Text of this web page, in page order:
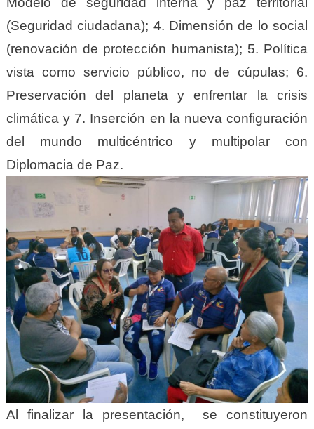
(Seguridad ciudadana); 4. Dimensión de lo social
(renovación de protección humanista); 5. Política
vista como servicio público, no de cúpulas; 6.
Preservación del planeta y enfrentar la crisis
climática y 7. Inserción en la nueva configuración
del mundo multicéntrico y multipolar con
Diplomacia de Paz.
Al finalizar la presentación, se constituyeron